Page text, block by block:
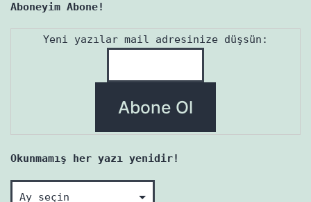
Aboneyim Abone!
Yeni yazılar mail adresinize düşsün:
Okunmamış her yazı yenidir!
Okunmamış